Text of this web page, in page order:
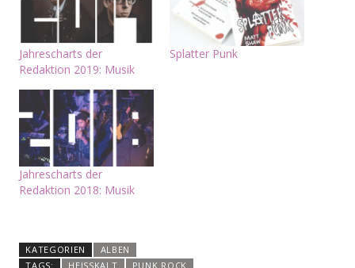
Jahrescharts der
Redaktion 2019: Musik
Splatter Punk
Jahrescharts der
Redaktion 2018: Musik
KATEGORIEN
ALBEN
TAGS:
HEISSKALT PUNK ROCK